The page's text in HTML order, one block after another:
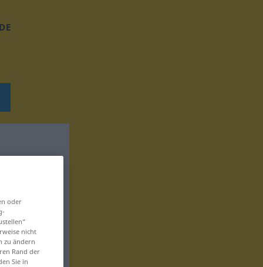
oder
nicht
zu ändern
Rand der
Sie in